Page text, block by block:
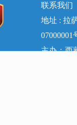
联系我们
地址 : 拉
07000001
主办：西